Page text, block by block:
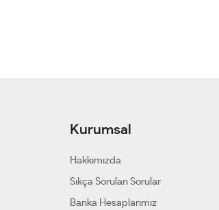
Kurumsal
Hakkımızda
Sıkça Sorulan Sorular
Banka Hesaplarımız